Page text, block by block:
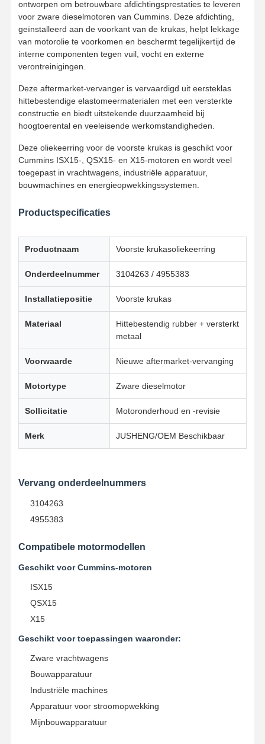
Thuis Producten Over Ons
Role
Ons
Praten.
Komatsu graafmachine -motoronderdelen
MITSUBISHI-Graafwerktuig Engine Parts
Onderdelen voor Kubota-motoren
YANMAR Motoronderdelen
ontworpen om betrouwbare afdichtingsprestaties te leveren
voor zware dieselmotoren van Cummins. Deze afdichting,
geïnstalleerd aan de voorkant van de krukas, helpt lekkage
van motorolie te voorkomen en beschermt tegelijkertijd de
interne componenten tegen vuil, vocht en externe
verontreinigingen.
Deze aftermarket-vervanger is vervaardigd uit eersteklas
hittebestendige elastomeermaterialen met een versterkte
constructie en biedt uitstekende duurzaamheid bij
hoogtoerental en veeleisende werkomstandigheden.
Deze oliekeerring voor de voorste krukas is geschikt voor
Cummins ISX15-, QSX15- en X15-motoren en wordt veel
toegepast in vrachtwagens, industriële apparatuur,
bouwmachines en energieopwekkingssystemen.
Productspecificaties
Productnaam Voorste krukasoliekeerring
Onderdeelnummer 3104263 / 4955383
Installatiepositie Voorste krukas
Materiaal
Hittebestendig rubber + versterkt
metaal
Voorwaarde Nieuwe aftermarket-vervanging
Motortype Zware dieselmotor
Sollicitatie Motoronderhoud en -revisie
Merk JUSHENG/OEM Beschikbaar
Vervang onderdeelnummers
3104263
4955383
Compatibele motormodellen
Geschikt voor Cummins-motoren
ISX15
QSX15
X15
Geschikt voor toepassingen waaronder:
Zware vrachtwagens
Bouwapparatuur
Industriële machines
Apparatuur voor stroomopwekking
Mijnbouwapparatuur